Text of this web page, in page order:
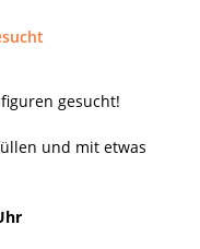
gesucht!
und mit etwas